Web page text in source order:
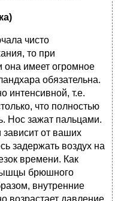
чисто
то при
имеет огромное
обязательна.
интенсивной, т.е.
что полностью
Нос зажат пальцами.
зависит от ваших
задержать воздух на
времени. Как
брюшного
внутренние